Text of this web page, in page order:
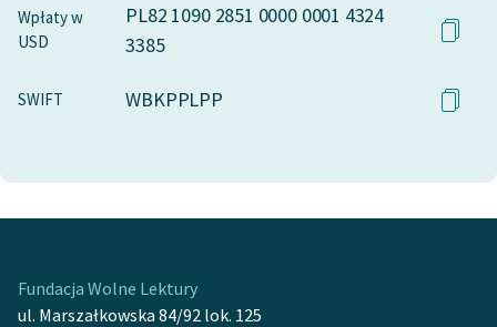
Wpłaty w
USD
PL82 1090 2851 0000 0001 4324
3385
SWIFT WBKPPLPP
Fundacja Wolne Lektury
ul. Marszałkowska 84/92 lok. 125